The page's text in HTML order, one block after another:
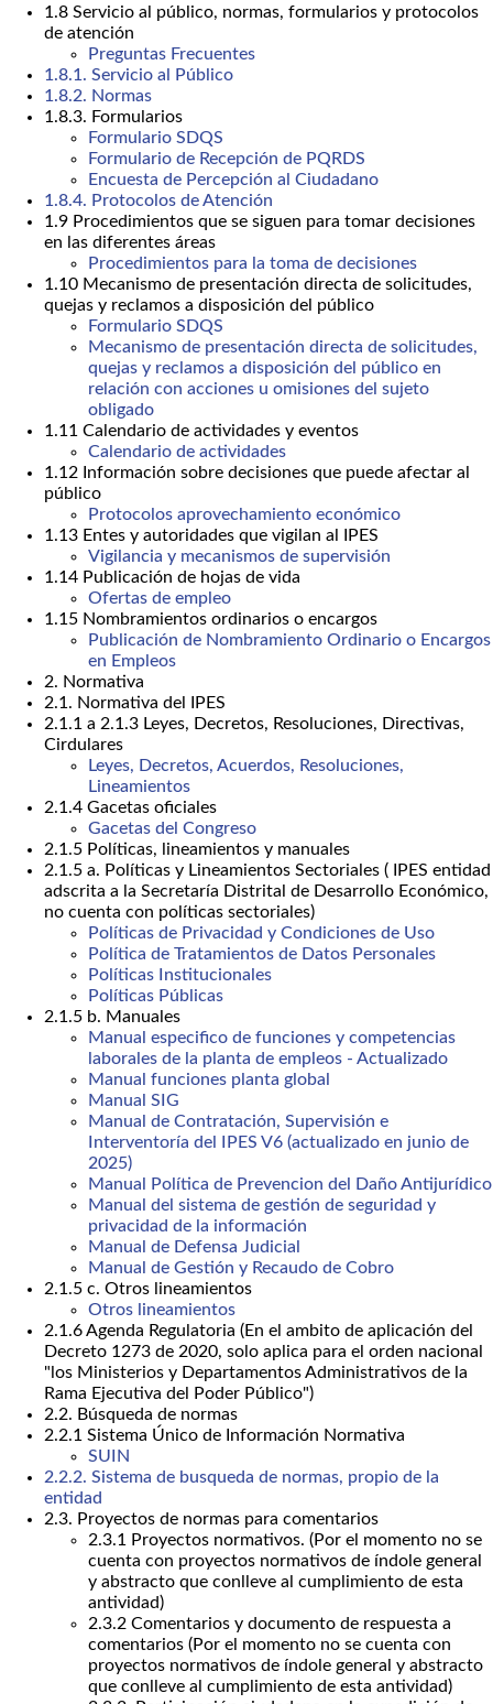
1.8 Servicio al público, normas, formularios y protocolos
de atención
Preguntas Frecuentes
1.8.1. Servicio al Público
1.8.2. Normas
1.8.3. Formularios
Formulario SDQS
Formulario de Recepción de PQRDS
Encuesta de Percepción al Ciudadano
1.8.4. Protocolos de Atención
1.9 Procedimientos que se siguen para tomar decisiones
en las diferentes áreas
Procedimientos para la toma de decisiones
1.10 Mecanismo de presentación directa de solicitudes,
quejas y reclamos a disposición del público
Formulario SDQS
Mecanismo de presentación directa de solicitudes,
quejas y reclamos a disposición del público en
relación con acciones u omisiones del sujeto
obligado
1.11 Calendario de actividades y eventos
Calendario de actividades
1.12 Información sobre decisiones que puede afectar al
público
Protocolos aprovechamiento económico
1.13 Entes y autoridades que vigilan al IPES
Vigilancia y mecanismos de supervisión
1.14 Publicación de hojas de vida
Ofertas de empleo
1.15 Nombramientos ordinarios o encargos
Publicación de Nombramiento Ordinario o Encargos
en Empleos
2. Normativa
2.1. Normativa del IPES
2.1.1 a 2.1.3 Leyes, Decretos, Resoluciones, Directivas,
Cirdulares
Leyes, Decretos, Acuerdos, Resoluciones,
Lineamientos
2.1.4 Gacetas oficiales
Gacetas del Congreso
2.1.5 Políticas, lineamientos y manuales
2.1.5 a. Políticas y Lineamientos Sectoriales ( IPES entidad
adscrita a la Secretaría Distrital de Desarrollo Económico,
no cuenta con políticas sectoriales)
Políticas de Privacidad y Condiciones de Uso
Política de Tratamientos de Datos Personales
Políticas Institucionales
Políticas Públicas
2.1.5 b. Manuales
Manual especifico de funciones y competencias
laborales de la planta de empleos - Actualizado
Manual funciones planta global
Manual SIG
Manual de Contratación, Supervisión e
Interventoría del IPES V6 (actualizado en junio de
2025)
Manual Política de Prevencion del Daño Antijurídico
Manual del sistema de gestión de seguridad y
privacidad de la información
Manual de Defensa Judicial
Manual de Gestión y Recaudo de Cobro
2.1.5 c. Otros lineamientos
Otros lineamientos
2.1.6 Agenda Regulatoria (En el ambito de aplicación del
Decreto 1273 de 2020, solo aplica para el orden nacional
"los Ministerios y Departamentos Administrativos de la
Rama Ejecutiva del Poder Público")
2.2. Búsqueda de normas
2.2.1 Sistema Único de Información Normativa
SUIN
2.2.2. Sistema de busqueda de normas, propio de la
entidad
2.3. Proyectos de normas para comentarios
2.3.1 Proyectos normativos. (Por el momento no se
cuenta con proyectos normativos de índole general
y abstracto que conlleve al cumplimiento de esta
antividad)
2.3.2 Comentarios y documento de respuesta a
comentarios (Por el momento no se cuenta con
proyectos normativos de índole general y abstracto
que conlleve al cumplimiento de esta antividad)